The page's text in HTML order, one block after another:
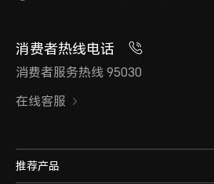
消费者热线电话
消费者服务热线 95030
在线客服
推荐产品